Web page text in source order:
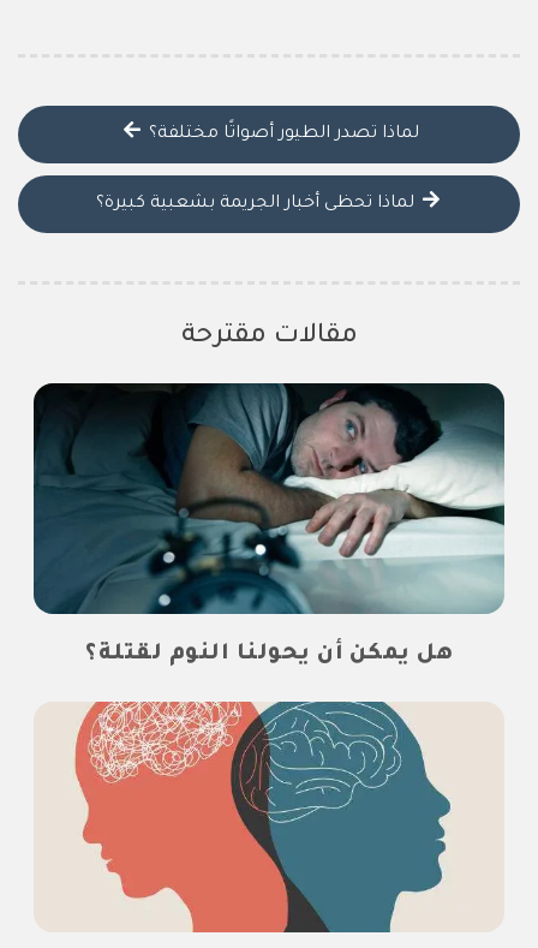
لماذا تصدر الطيور أصواتًا مختلفة؟
لماذا تحظى أخبار الجريمة بشعبية كبيرة؟
مقالات مقترحة
هل يمكن أن يحولنا النوم لقتلة؟